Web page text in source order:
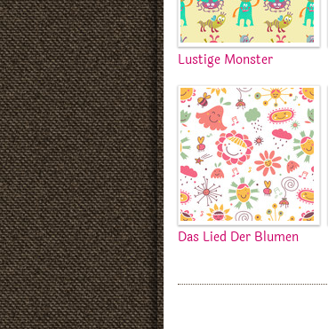
Lustige Monster
Das Lied Der Blumen